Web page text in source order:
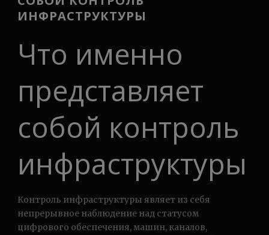
ИНФРАСТРУКТУРЫ
Что именно
представляет
собой контроль
инфраструктуры
Контроль инфраструктуры являет из себя
непрерывное наблюдение над статусом
цифрового обеспечения, машин, каналов,